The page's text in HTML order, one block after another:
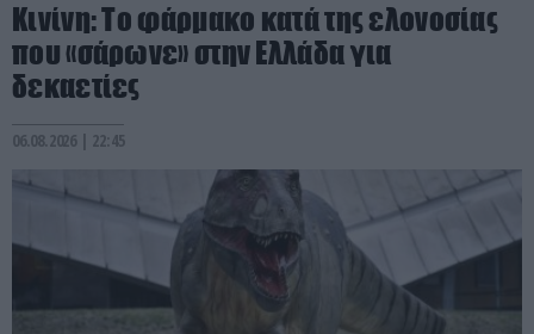
Κινίνη: Το φάρμακο κατά της ελονοσίας
που «σάρωνε» στην Ελλάδα για
δεκαετίες
06.08.2026 | 22:45